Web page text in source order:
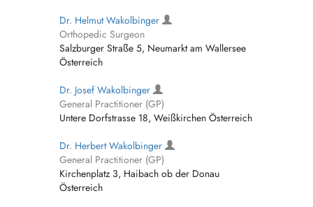
Dr. Helmut Wakolbinger
Orthopedic Surgeon
Salzburger Straße 5, Neumarkt am Wallersee
Österreich
Dr. Josef Wakolbinger
General Practitioner (GP)
Untere Dorfstrasse 18, Weißkirchen Österreich
Dr. Herbert Wakolbinger
General Practitioner (GP)
Kirchenplatz 3, Haibach ob der Donau
Österreich